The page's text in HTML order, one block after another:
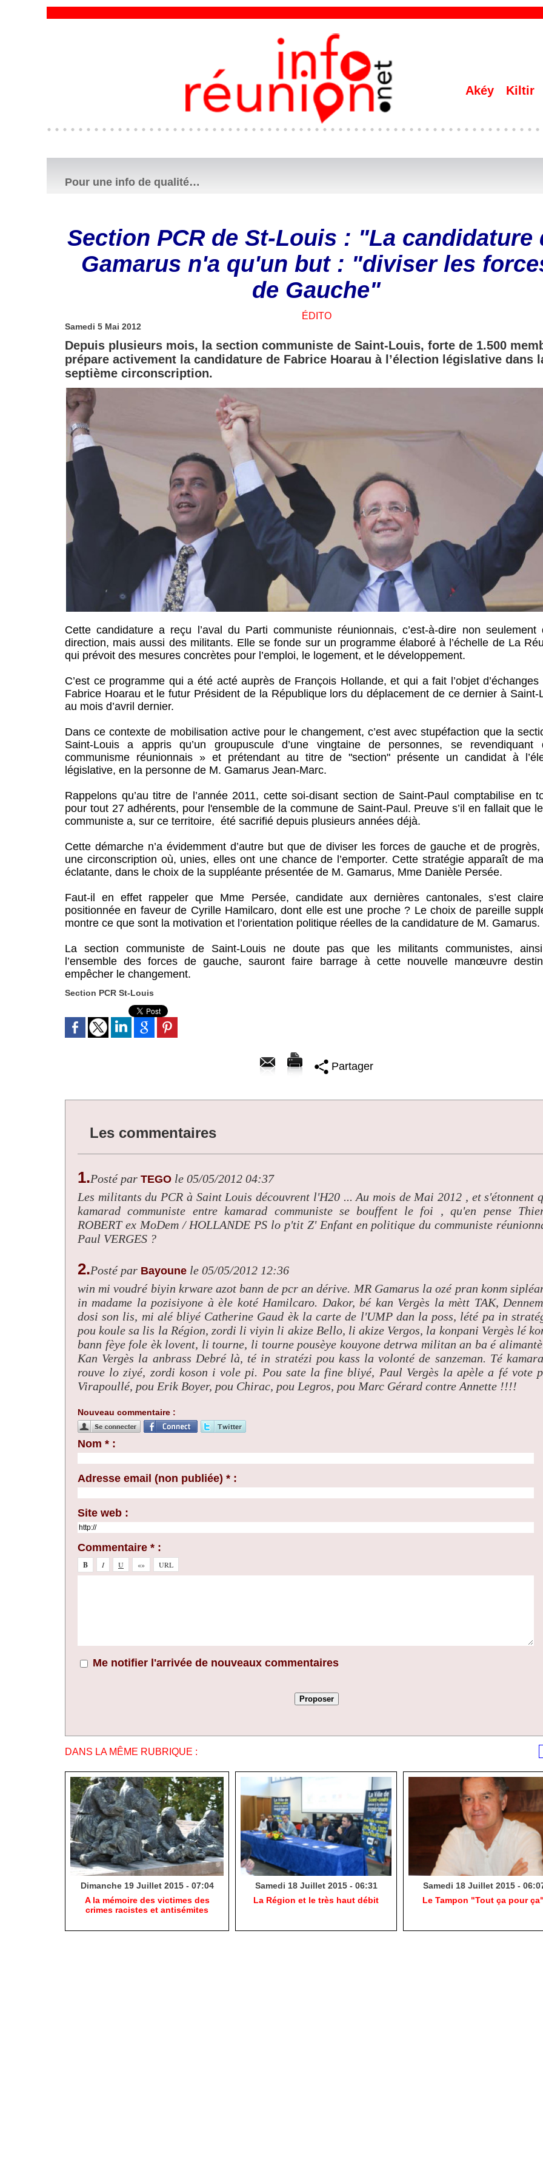
Akéy Kiltir
Pour une info de qualité…
Section PCR de St-Louis : "La candidature
Gamarus n'a qu'un but : "diviser les
de Gauche"
ÉDITO
Samedi 5 Mai 2012
Depuis plusieurs mois, la section communiste de Saint-Louis, forte de 1.500
prépare activement la candidature de Fabrice Hoarau à l’élection législative dans
septième circonscription.
Cette candidature a reçu l’aval du Parti communiste réunionnais, c’est-à-dire non seulement
direction, mais aussi des militants. Elle se fonde sur un programme élaboré à l’échelle de La
qui prévoit des mesures concrètes pour l’emploi, le logement, et le développement.
C’est ce programme qui a été acté auprès de François Hollande, et qui a fait l’objet d’échanges
Fabrice Hoarau et le futur Président de la République lors du déplacement de ce dernier à Saint-
au mois d’avril dernier.
Dans ce contexte de mobilisation active pour le changement, c’est avec stupéfaction que la
Saint-Louis a appris qu’un groupuscule d’une vingtaine de personnes, se
communisme réunionnais » et prétendant au titre de "section" présente un candidat à
législative, en la personne de M. Gamarus Jean-Marc.
Rappelons qu’au titre de l’année 2011, cette soi-disant section de Saint-Paul comptabilise en
pour tout 27 adhérents, pour l'ensemble de la commune de Saint-Paul. Preuve s’il en fallait que
communiste a, sur ce territoire, été sacrifié depuis plusieurs années déjà.
Cette démarche n’a évidemment d’autre but que de diviser les forces de gauche et de
une circonscription où, unies, elles ont une chance de l’emporter. Cette stratégie apparaît de
éclatante, dans le choix de la suppléante présentée de M. Gamarus, Mme Danièle Persée.
Faut-il en effet rappeler que Mme Persée, candidate aux dernières cantonales, s’est
positionnée en faveur de Cyrille Hamilcaro, dont elle est une proche ? Le choix de pareille
montre ce que sont la motivation et l’orientation politique réelles de la candidature de M. Gamarus.
La section communiste de Saint-Louis ne doute pas que les militants communistes,
l’ensemble des forces de gauche, sauront faire barrage à cette nouvelle manœuvre
empêcher le changement.
Section PCR St-Louis
Partager
Les commentaires
1.Posté par TEGO le 05/05/2012 04:37
Les militants du PCR à Saint Louis découvrent l'H20 ... Au mois de Mai 2012 , et s'étonnent
kamarad communiste entre kamarad communiste se bouffent le foi , qu'en pense
ROBERT ex MoDem / HOLLANDE PS lo p'tit Z' Enfant en politique du communiste
Paul VERGES ?
2.Posté par Bayoune le 05/05/2012 12:36
win mi voudré biyin krware azot bann de pcr an dérive. MR Gamarus la ozé pran konm
in madame la pozisiyone à èle koté Hamilcaro. Dakor, bé kan Vergès la mètt TAK,
dosi son lis, mi alé bliyé Catherine Gaud èk la carte de l'UMP dan la poss, lété pa in
pou koule sa lis la Région, zordi li viyin li akize Bello, li akize Vergos, la konpani Vergès lé
bann fèye fole èk lovent, li tourne, li tourne pousèye kouyone detrwa militan an ba é
Kan Vergès la anbrass Debré là, té in stratézi pou kass la volonté de sanzeman. Té
rouve lo ziyé, zordi koson i vole pi. Pou sate la fine bliyé, Paul Vergès la apèle a fé vote
Virapoullé, pou Erik Boyer, pou Chirac, pou Legros, pou Marc Gérard contre Annette !!!!
Nouveau commentaire :
Nom * :
Adresse email (non publiée) * :
Site web :
Commentaire * :
Me notifier l'arrivée de nouveaux commentaires
DANS LA MÊME RUBRIQUE :
Dimanche 19 Juillet 2015 - 07:04
A la mémoire des victimes des
crimes racistes et antisémites
Samedi 18 Juillet 2015 - 06:31
La Région et le très haut débit
Samedi 18 Juillet 2015 -
Le Tampon "Tout ça pour